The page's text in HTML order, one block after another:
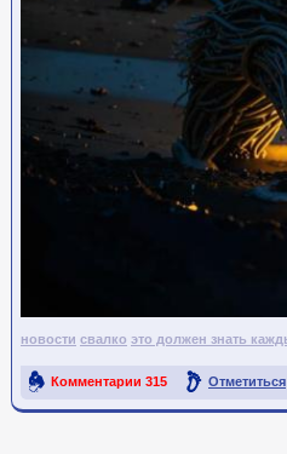
новости свалко это должен знать
Комментарии 315 Отметиться
Ссылка на пост